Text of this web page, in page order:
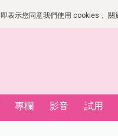
表示您同意我們使用 cookies，
專欄 影音 試用